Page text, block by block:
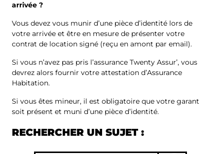
arrivée ?
Vous devez vous munir d’une pièce d’identité lors de
votre arrivée et être en mesure de présenter votre
contrat de location signé (reçu en amont par email).
Si vous n’avez pas pris l’assurance Twenty Assur’, vous
devrez alors fournir votre attestation d’Assurance
Habitation.
Si vous êtes mineur, il est obligatoire que votre garant
soit présent et muni d’une pièce d’identité.
RECHERCHER UN SUJET :